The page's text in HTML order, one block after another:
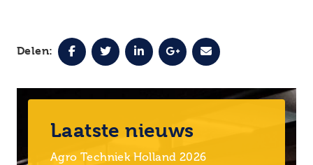
Delen:
Laatste nieuws
Agro Techniek Holland 2026